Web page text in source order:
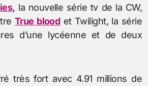
la nouvelle série tv de la CW,
True bloodet Twilight, la série
d’une lycéenne et de deux
très fort avec 4.91 millions de